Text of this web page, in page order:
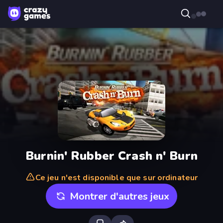
Burnin' Rubber Crash n' Burn
Ce jeu n'est disponible que sur ordinateur
Montrer d'autres jeux